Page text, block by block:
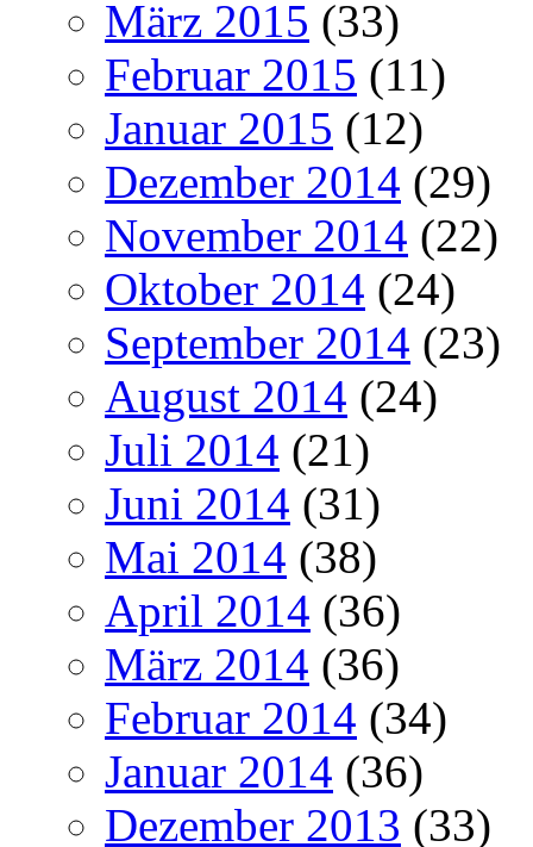
März 2015 (33)
Februar 2015 (11)
Januar 2015 (12)
Dezember 2014 (29)
November 2014 (22)
Oktober 2014 (24)
September 2014 (23)
August 2014 (24)
Juli 2014 (21)
Juni 2014 (31)
Mai 2014 (38)
April 2014 (36)
März 2014 (36)
Februar 2014 (34)
Januar 2014 (36)
Dezember 2013 (33)